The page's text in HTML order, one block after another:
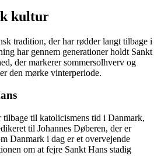
kultur
tradition, der har rødder langt tilbage i
har gennem generationer holdt Sankt
der markerer sommersolhverv og
den mørke vinterperiode.
tilbage til katolicismens tid i Danmark,
til Johannes Døberen, der er
Danmark i dag er et overvejende
om at fejre Sankt Hans stadig